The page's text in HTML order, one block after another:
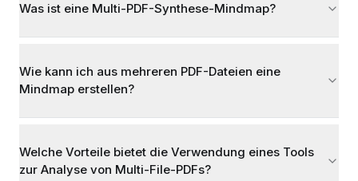
Was ist eine Multi-PDF-Synthese-Mindmap?
Wie kann ich aus mehreren PDF-Dateien eine
Mindmap erstellen?
Welche Vorteile bietet die Verwendung eines Tools
zur Analyse von Multi-File-PDFs?